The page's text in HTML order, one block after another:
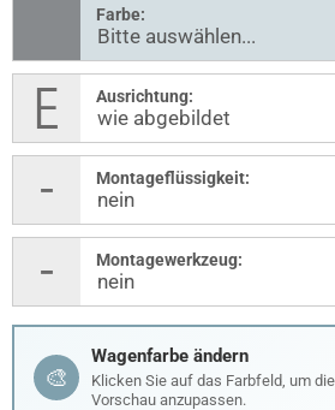
Farbe:
Ausrichtung:
Montageflüssigkeit:
Montagewerkzeug:
🎨
Wagenfarbe ändern
Klicken Sie auf das Farbfeld, um
Vorschau anzupassen.